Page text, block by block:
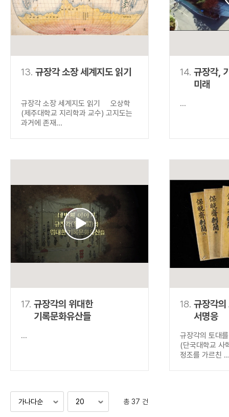
13. 규장각 소장 세계지도 읽기
규장각 소장 세계지도 읽기 오상학
(제주대학교 지리학과 교수) 고지도는
과거에 존재...
14. 규장각,
미래
...
17. 규장각의 위대한
기록문화유산들
...
18. 규장각
서명응
규장각의 토대
(단국대학교 사
정조를 가르친
총 37 건